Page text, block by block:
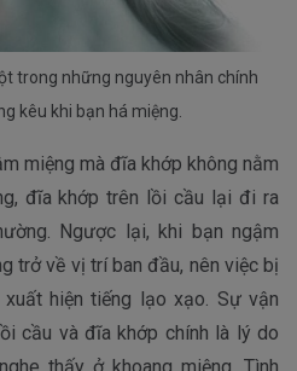
trong những nguyên nhân chính
kêu khi bạn há miệng.
miệng mà đĩa khớp không nằm
đĩa khớp trên lồi cầu lại đi ra
Ngược lại, khi bạn ngậm
trở về vị trí ban đầu, nên việc bị
hiện tiếng lạo xạo. Sự vận
cầu và đĩa khớp chính là lý do
thấy ở khoang miệng. Tình